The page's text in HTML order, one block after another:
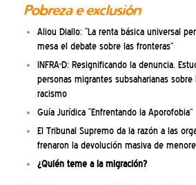
Pobreza e exclusión
Aliou Diallo: “La renta básica universal
mesa el debate sobre las fronteras”
INFRA-D: Resignificando la denuncia.
personas migrantes subsaharianas sobre
racismo
Guía Jurídica “Enfrentando la Aporofobia”
El Tribunal Supremo da la razón a las
frenaron la devolución masiva de
¿Quién teme a la migración?